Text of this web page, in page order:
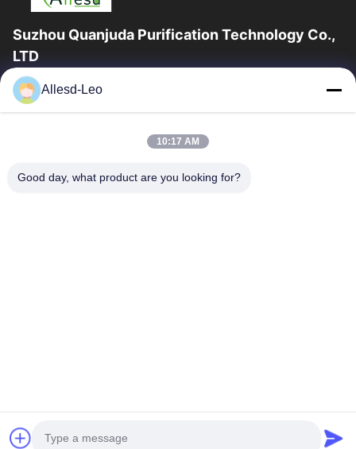
Suzhou Quanjuda Purification Technology Co.,
LTD
ประสบการณ์ 16 ปี ในฐานะผู้ผลิตและผู้ส่งออกผลิตภัณฑ์ ESD &
Cleanroom ชั้นนำ เราขอเสนออุปกรณ์และวัสดุสิ้นเปลือง ESD &
บ้าน
สินค้า
Allesd-Leo
10:17 AM
Good day, what product are you looking for?